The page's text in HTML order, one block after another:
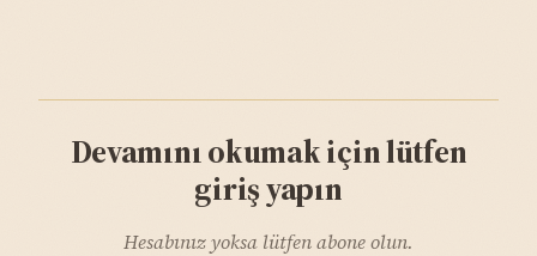
Devamını okumak için lütfen
giriş yapın
Hesabınız yoksa lütfen abone olun.